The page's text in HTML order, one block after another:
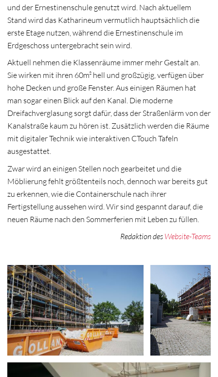
und der Ernestinenschule genutzt wird. Nach aktuellem
Stand wird das Katharineum vermutlich hauptsächlich die
erste Etage nutzen, während die Ernestinenschule im
Erdgeschoss untergebracht sein wird.
Aktuell nehmen die Klassenräume immer mehr Gestalt an.
Sie wirken mit ihren 60m² hell und großzügig, verfügen über
hohe Decken und große Fenster. Aus einigen Räumen hat
man sogar einen Blick auf den Kanal. Die moderne
Dreifachverglasung sorgt dafür, dass der Straßenlärm von der
Kanalstraße kaum zu hören ist. Zusätzlich werden die Räume
mit digitaler Technik wie interaktiven CTouch Tafeln
ausgestattet.
Zwar wird an einigen Stellen noch gearbeitet und die
Möblierung fehlt größtenteils noch, dennoch war bereits gut
zu erkennen, wie die Containerschule nach ihrer
Fertigstellung aussehen wird. Wir sind gespannt darauf, die
neuen Räume nach den Sommerferien mit Leben zu füllen.
Redaktion des Website-Teams